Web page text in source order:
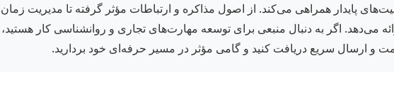
پایدار همراهی می‌کند. از اصول مذاکره و ارتباطات مؤثر گرفته تا مدیریت
اگر به دنبال منبعی برای توسعه مهارت‌های تجاری و روانشناسی کار هستید،
و ارسال سریع دریافت کنید و گامی مؤثر در مسیر حرفه‌ای خود بردارید.